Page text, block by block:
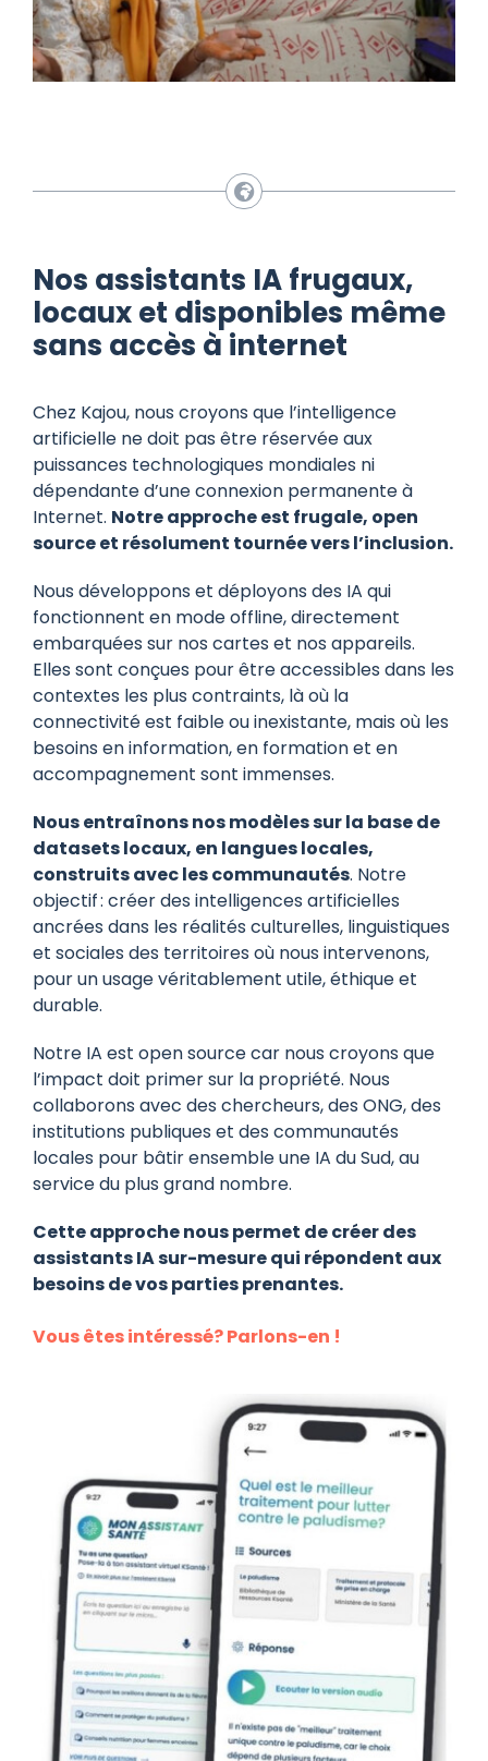
Nos assistants IA frugaux,
locaux et disponibles même
sans accès à internet
Chez Kajou, nous croyons que l’intelligence
artificielle ne doit pas être réservée aux
puissances technologiques mondiales ni
dépendante d’une connexion permanente à
Internet. Notre approche est frugale, open
source et résolument tournée vers l’inclusion.
Nous développons et déployons des IA qui
fonctionnent en mode offline, directement
embarquées sur nos cartes et nos appareils.
Elles sont conçues pour être accessibles dans les
contextes les plus contraints, là où la
connectivité est faible ou inexistante, mais où les
besoins en information, en formation et en
accompagnement sont immenses.
Nous entraînons nos modèles sur la base de
datasets locaux, en langues locales,
construits avec les communautés. Notre
objectif : créer des intelligences artificielles
ancrées dans les réalités culturelles, linguistiques
et sociales des territoires où nous intervenons,
pour un usage véritablement utile, éthique et
durable.
Notre IA est open source car nous croyons que
l’impact doit primer sur la propriété. Nous
collaborons avec des chercheurs, des ONG, des
institutions publiques et des communautés
locales pour bâtir ensemble une IA du Sud, au
service du plus grand nombre.
Cette approche nous permet de créer des
assistants IA sur-mesure qui répondent aux
besoins de vos parties prenantes.
Vous êtes intéressé? Parlons-en !